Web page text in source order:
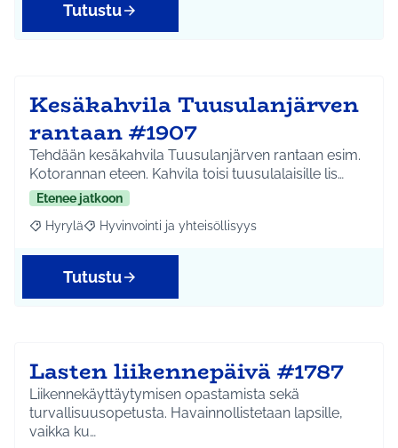
Tutustu
Kesäkahvila Tuusulanjärven
rantaan #1907
Tehdään kesäkahvila Tuusulanjärven rantaan esim.
Kotorannan eteen. Kahvila toisi tuusulalaisille lis…
Etenee jatkoon
Rajaa tulokset aihepiirin mukaan: Hyrylä
Hyrylä Rajaa tulokset teeman mukaan: Hyvinvointi ja
Hyvinvointi ja yhteisöllisyys
Tutustu
Lasten liikennepäivä #1787
Liikennekäyttäytymisen opastamista sekä
turvallisuusopetusta. Havainnollistetaan lapsille,
vaikka ku…